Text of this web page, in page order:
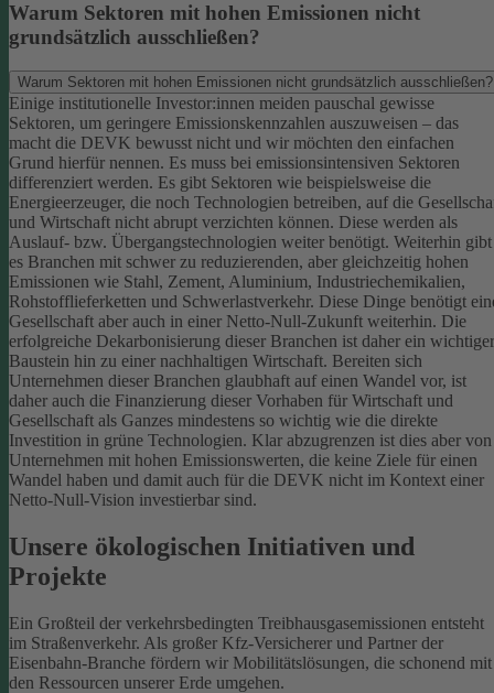
Warum Sektoren mit hohen Emissionen nicht
grundsätzlich ausschließen?
Warum Sektoren mit hohen Emissionen nicht grundsätzlich ausschließen?
Einige institutionelle Investor:innen meiden pauschal gewisse
Sektoren, um geringere Emissionskennzahlen auszuweisen – das
macht die DEVK bewusst nicht und wir möchten den einfachen
Grund hierfür nennen. Es muss bei emissionsintensiven Sektoren
differenziert werden. Es gibt Sektoren wie beispielsweise die
Energieerzeuger, die noch Technologien betreiben, auf die
und Wirtschaft nicht abrupt verzichten können. Diese werden als
Auslauf- bzw. Übergangstechnologien weiter benötigt. Weiterhin gibt
es Branchen mit schwer zu reduzierenden, aber gleichzeitig hohen
Emissionen wie Stahl, Zement, Aluminium, Industriechemikalien,
Rohstofflieferketten und Schwerlastverkehr. Diese Dinge benötigt
Gesellschaft aber auch in einer Netto-Null-Zukunft weiterhin. Die
erfolgreiche Dekarbonisierung dieser Branchen ist daher ein wichtiger
Baustein hin zu einer nachhaltigen Wirtschaft. Bereiten sich
Unternehmen dieser Branchen glaubhaft auf einen Wandel vor, ist
daher auch die Finanzierung dieser Vorhaben für Wirtschaft und
Gesellschaft als Ganzes mindestens so wichtig wie die direkte
Investition in grüne Technologien. Klar abzugrenzen ist dies aber von
Unternehmen mit hohen Emissionswerten, die keine Ziele für einen
Wandel haben und damit auch für die DEVK nicht im Kontext einer
Netto-Null-Vision investierbar sind.
Unsere ökologischen Initiativen und
Projekte
Ein Großteil der verkehrsbedingten Treibhausgasemissionen entsteht
im Straßenverkehr. Als großer Kfz-Versicherer und Partner der
Eisenbahn-Branche fördern wir Mobilitätslösungen, die schonend mit
den Ressourcen unserer Erde umgehen.